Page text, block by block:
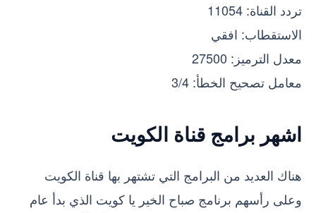
تردد القناة: 11054
الاستقطاب: افقي
معدل الترميز: 27500
معامل تصحيح الخطأ: 3/4
اشهر برامج قناة الكويت
هناك العديد من البرامج التي تشتهر بها قناة الكويت
وعلى رأسهم برنامج صباح الخير يا كويت الذي بدأ عام